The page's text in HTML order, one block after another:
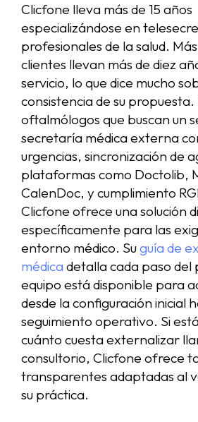
Clicfone lleva más de 15 años
especializándose en
profesionales de la salud. Más
clientes llevan más de diez
servicio, lo que dice mucho
consistencia de su propuesta.
oftalmólogos que buscan un
secretaría médica externa
urgencias, sincronización de
plataformas como Doctolib,
CalenDoc, y cumplimiento
Clicfone ofrece una solución
específicamente para las
entorno médico. Suguía de
médica detalla cada paso del
equipo está disponible para
desde la configuración inicial
seguimiento operativo. Si
cuánto cuesta externalizar
consultorio, Clicfone ofrece
transparentes adaptadas al
su práctica.